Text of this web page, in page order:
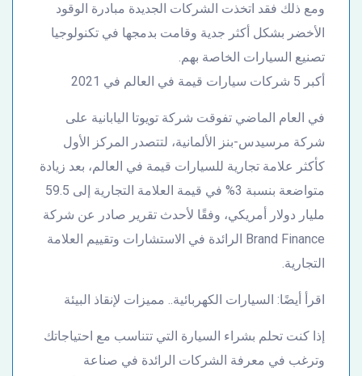
ومع ذلك فقد اتخذت الشركات الجديدة مبادرة الوقود
الأخضر بشكل أكثر جدية وقامت بدمجها في تكنولوجيا
تصنيع السيارات الخاصة بهم.
أكبر 5 شركات سيارات قيمة في العالم في 2021
في العام الماضي تفوقت شركة تويوتا اليابانية على
شركة مرسيدس-بنز الألمانية، لتتصدر المركز الأول
كأكثر علامة تجارية للسيارات قيمة في العالم، بعد زيادة
متواضعة بنسبة 3% في قيمة العلامة التجارية إلى 59.5
مليار دولار أمريكي، وفقًا لأحدث تقرير صادر عن شركة
Brand Finance الرائدة في الاستشارات وتقييم العلامة
التجارية.
اقرأ أيضًا: السيارات الكهربائية.. مميزات لإنقاذ البيئة
إذا كنت تحلم بشراء السيارة التي تتناسب مع احتياجاتك
وترغب في معرفة الشركات الرائدة في صناعة